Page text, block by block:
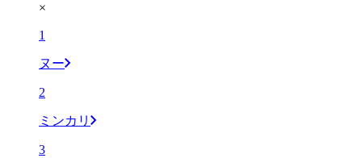
×
1
ヌー
2
ミンカリ
3